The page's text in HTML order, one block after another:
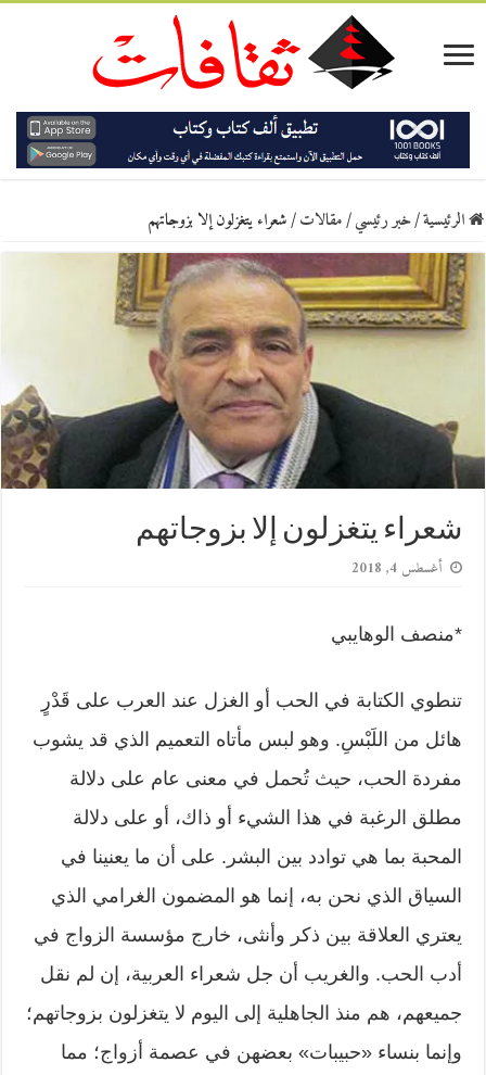
الرئيسية/خبر رئيسي/مقالات/شعراء يتغزلون إلا بزوجاتهم
شعراء يتغزلون إلا بزوجاتهم
أغسطس 4, 2018
*منصف الوهايبي
تنطوي الكتابة في الحب أو الغزل عند العرب على قَدْرٍ
هائل من اللَبْسِ. وهو لبس مأتاه التعميم الذي قد يشوب
مفردة الحب، حيث تُحمل في معنى عام على دلالة
مطلق الرغبة في هذا الشيء أو ذاك، أو على دلالة
المحبة بما هي توادد بين البشر. على أن ما يعنينا في
السياق الذي نحن به، إنما هو المضمون الغرامي الذي
يعتري العلاقة بين ذكر وأنثى، خارج مؤسسة الزواج في
أدب الحب. والغريب أن جل شعراء العربية، إن لم نقل
جميعهم، هم منذ الجاهلية إلى اليوم لا يتغزلون بزوجاتهم؛
وإنما بنساء «حبيبات» بعضهن في عصمة أزواج؛ مما